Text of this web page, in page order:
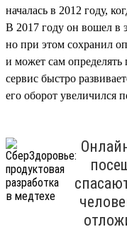
началась в 2012 году,
В 2017 году он вошел в
но при этом сохранил
и может сам определять
сервис быстро
его оборот увеличился